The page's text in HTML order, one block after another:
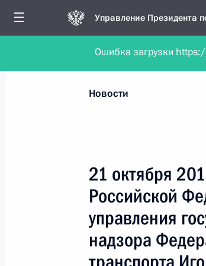
Управление Президента
Обратиться в форме
Все новости
Новости
21 октября
Российской
управления
надзора
Ошибка загрузки